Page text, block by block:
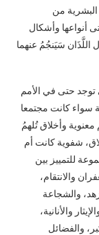
من
أنواعها وأشكال
اللَّذَان سَيَنجُمُ عنهما
توجد حتى في الأمم
سواء كانت مجتمعا
وأخلاق تُلهمُ
شفوية كانت أم
للتمييز بين
والانتقام،
والشجاعة
والأنانية،
والفضائل